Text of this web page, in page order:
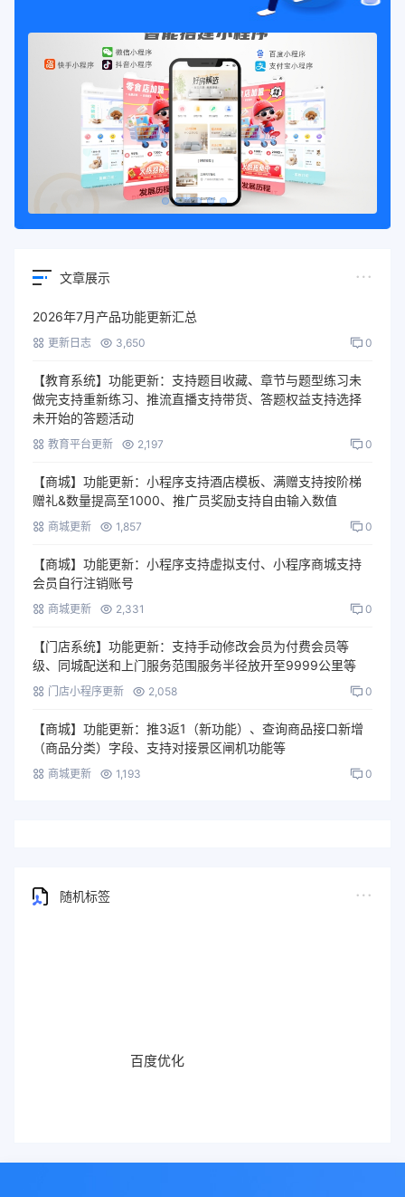
文章展示
2026年7月产品功能更新汇总
更新日志 3,650 0
【教育系统】功能更新：支持题目收藏、章节与题型练习未
做完支持重新练习、推流直播支持带货、答题权益支持选择
未开始的答题活动
教育平台更新 2,197 0
【商城】功能更新：小程序支持酒店模板、满赠支持按阶梯
赠礼&数量提高至1000、推广员奖励支持自由输入数值
商城更新 1,857 0
【商城】功能更新：小程序支持虚拟支付、小程序商城支持
会员自行注销账号
商城更新 2,331 0
【门店系统】功能更新：支持手动修改会员为付费会员等
级、同城配送和上门服务范围服务半径放开至9999公里等
门店小程序更新 2,058 0
【商城】功能更新：推3返1（新功能）、查询商品接口新增
（商品分类）字段、支持对接景区闸机功能等
商城更新 1,193 0
随机标签
百度优化